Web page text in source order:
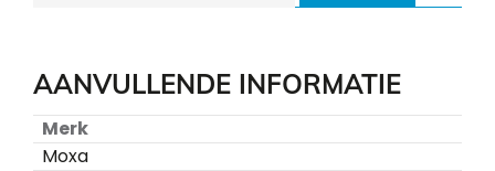
AANVULLENDE INFORMATIE
Merk
Moxa